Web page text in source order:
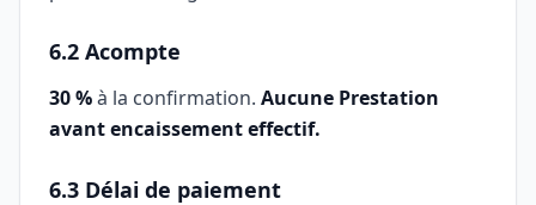
6.2 Acompte
30 %à la confirmation. Aucune Prestation
avant encaissement effectif.
6.3 Délai de paiement